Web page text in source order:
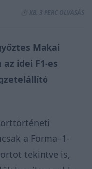
⏱️ KB. 3 PERC OLVASÁS
Makai
idei F1-es
a Forma–1-
tekintve is,